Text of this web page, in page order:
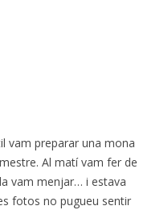
vam preparar una mona
Al matí vam fer de
vam menjar… i estava
fotos no pugueu sentir